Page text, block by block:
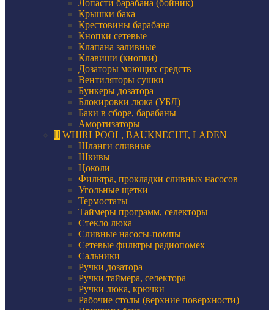
Лопасти барабана (бойник)
Крышки бака
Крестовины барабана
Кнопки сетевые
Клапана заливные
Клавиши (кнопки)
Дозаторы моющих средств
Вентиляторы сушки
Бункеры дозатора
Блокировки люка (УБЛ)
Баки в сборе, барабаны
Амортизаторы
WHIRLPOOL, BAUKNECHT, LADEN
Шланги сливные
Шкивы
Цоколи
Фильтра, прокладки сливных насосов
Угольные щетки
Термостаты
Таймеры программ, селекторы
Стекло люка
Сливные насосы-помпы
Сетевые фильтры радиопомех
Сальники
Ручки дозатора
Ручки таймера, селектора
Ручки люка, крючки
Рабочие столы (верхние поверхности)